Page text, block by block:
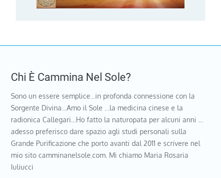
Chi È Cammina Nel Sole?
Sono un essere semplice…in profonda connessione con la
Sorgente Divina…Amo il Sole …la medicina cinese e la
radionica Callegari…Ho fatto la naturopata per alcuni anni …
adesso preferisco dare spazio agli studi personali sulla
Grande Purificazione che porto avanti dal 2011 e scrivere nel
mio sito camminanelsole.com. Mi chiamo Maria Rosaria
Iuliucci